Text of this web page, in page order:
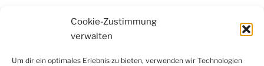
Cookie-Zustimmung
verwalten
Um dir ein optimales Erlebnis zu bieten, verwenden wir Technologien